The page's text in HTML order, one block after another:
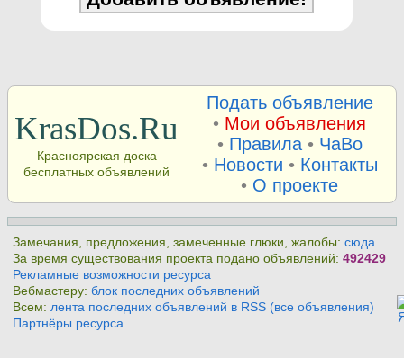
KrasDos.Ru
Красноярская доска
бесплатных объявлений
Подать объявление
• Мои объявления
• Правила• ЧаВо
• Новости • Контакты
• О проекте
Замечания, предложения, замеченные глюки, жалобы:сюда
За время существования проекта подано объявлений:492429
Рекламные возможности ресурса
Вебмастеру:блок последних объявлений
Всем: лента последних объявлений в RSS (все объявления)
Партнёры ресурса